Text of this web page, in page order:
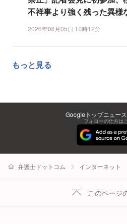
不祥事より強く残った異様
2026年08月05日 10時12分
もっと見る
Googleトップニュー
フォローの仕方は
弁護士ドットコム インターネット
このページ